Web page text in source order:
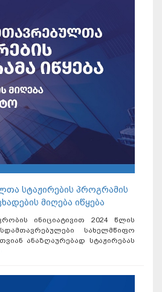
სტაჟირების პროგრამის
მიღება იწყება
ინიციატივით 2024 წლის
სახელმწიფო
ანაზღაურებად სტაჟირებას